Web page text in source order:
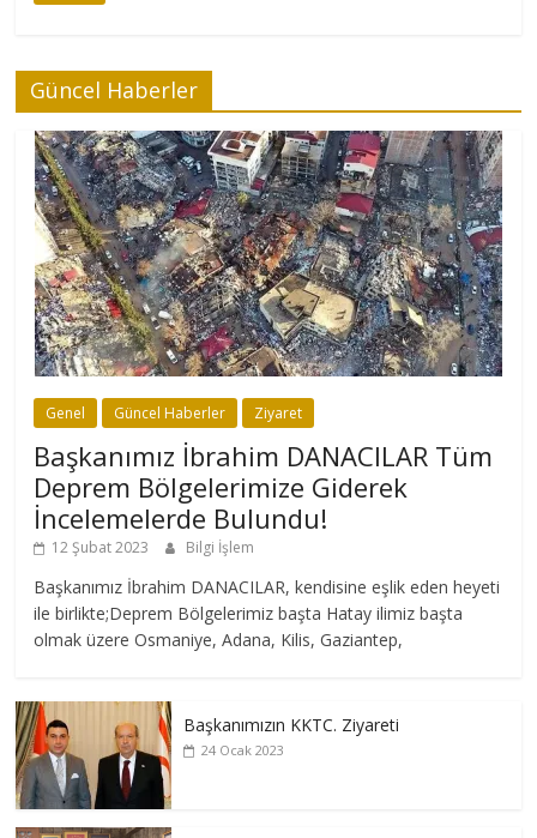
Güncel Haberler
Genel Güncel Haberler Ziyaret
Başkanımız İbrahim DANACILAR Tüm
Deprem Bölgelerimize Giderek
İncelemelerde Bulundu!
12 Şubat 2023 Bilgi İşlem
Başkanımız İbrahim DANACILAR, kendisine eşlik eden heyeti
ile birlikte;Deprem Bölgelerimiz başta Hatay ilimiz başta
olmak üzere Osmaniye, Adana, Kilis, Gaziantep,
Başkanımızın KKTC. Ziyareti
24 Ocak 2023